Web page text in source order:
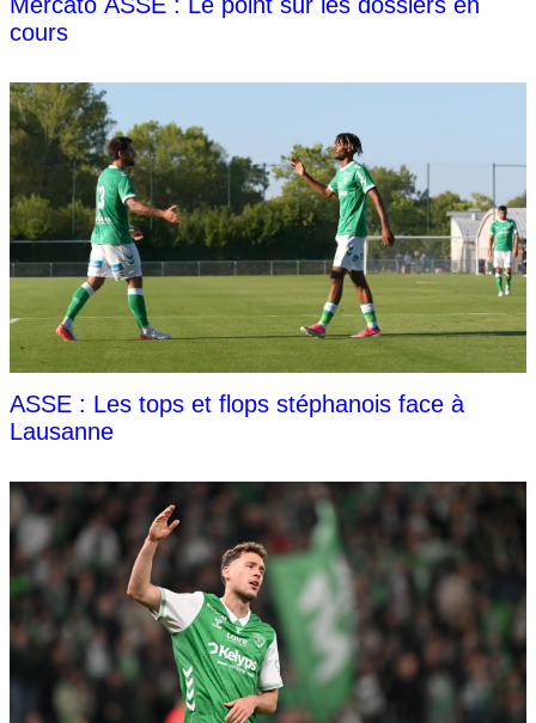
cours
ASSE : Les tops et flops stéphanois face à
Lausanne